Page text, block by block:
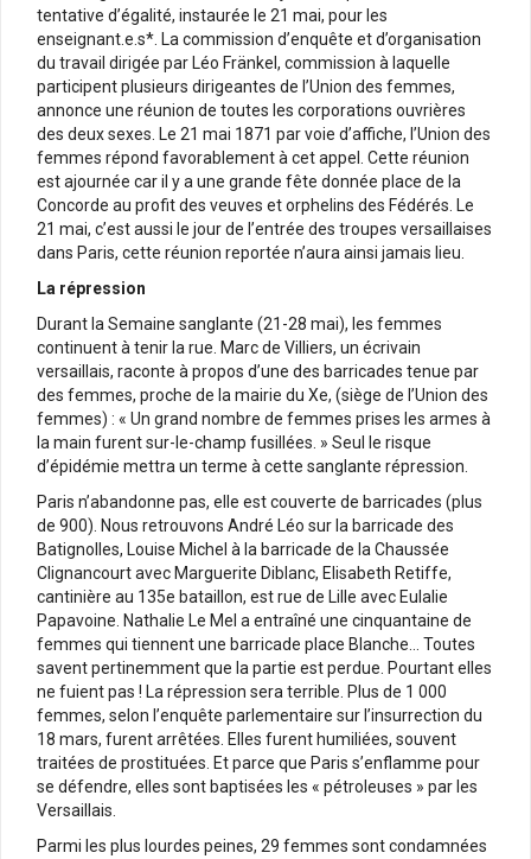
tentative d’égalité, instaurée le 21 mai, pour les
enseignant.e.s*. La commission d’enquête et d’organisation
du travail dirigée par Léo Fränkel, commission à laquelle
participent plusieurs dirigeantes de l’Union des femmes,
annonce une réunion de toutes les corporations ouvrières
des deux sexes. Le 21 mai 1871 par voie d’affiche, l’Union des
femmes répond favorablement à cet appel. Cette réunion
est ajournée car il y a une grande fête donnée place de la
Concorde au profit des veuves et orphelins des Fédérés. Le
21 mai, c’est aussi le jour de l’entrée des troupes versaillaises
dans Paris, cette réunion reportée n’aura ainsi jamais lieu.
La répression
Durant la Semaine sanglante (21-28 mai), les femmes
continuent à tenir la rue. Marc de Villiers, un écrivain
versaillais, raconte à propos d’une des barricades tenue par
des femmes, proche de la mairie du Xe, (siège de l’Union des
femmes) : « Un grand nombre de femmes prises les armes à
la main furent sur-le-champ fusillées. » Seul le risque
d’épidémie mettra un terme à cette sanglante répression.
Paris n’abandonne pas, elle est couverte de barricades (plus
de 900). Nous retrouvons André Léo sur la barricade des
Batignolles, Louise Michel à la barricade de la Chaussée
Clignancourt avec Marguerite Diblanc, Elisabeth Retiffe,
cantinière au 135e bataillon, est rue de Lille avec Eulalie
Papavoine. Nathalie Le Mel a entraîné une cinquantaine de
femmes qui tiennent une barricade place Blanche… Toutes
savent pertinemment que la partie est perdue. Pourtant elles
ne fuient pas ! La répression sera terrible. Plus de 1 000
femmes, selon l’enquête parlementaire sur l’insurrection du
18 mars, furent arrêtées. Elles furent humiliées, souvent
traitées de prostituées. Et parce que Paris s’enflamme pour
se défendre, elles sont baptisées les « pétroleuses » par les
Versaillais.
Parmi les plus lourdes peines, 29 femmes sont condamnées